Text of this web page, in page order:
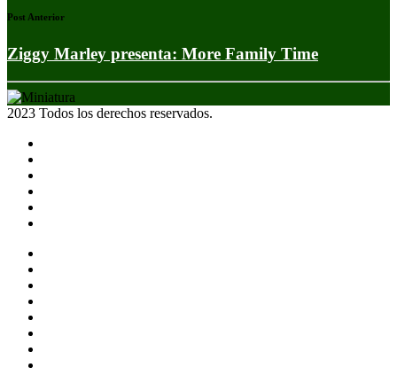
Post Anterior
Ziggy Marley presenta: More Family Time
2023 Todos los derechos reservados.